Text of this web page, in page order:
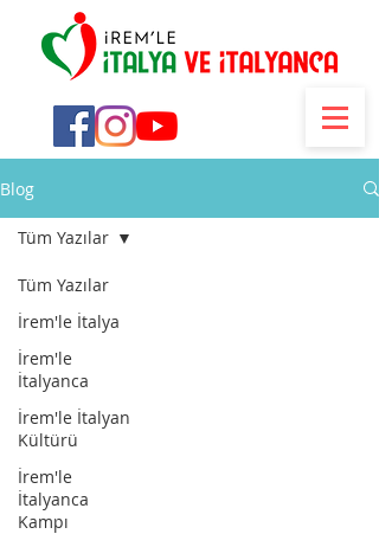
Blog
Tüm Yazılar
İrem'le İtalya
İrem'le
İtalyanca
İrem'le İtalyan
Kültürü
İrem'le
İtalyanca
Kampı
Tüm Yazılar